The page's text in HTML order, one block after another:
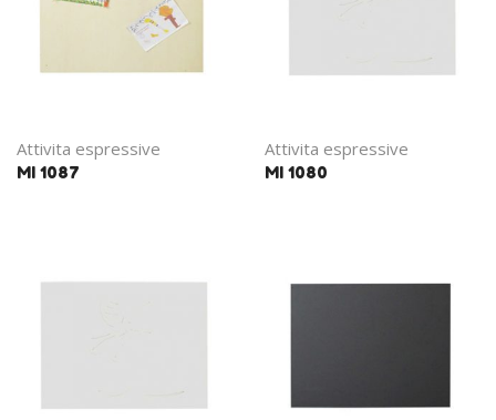
Attivita espressive
MI 1087
Attivita espressive
MI 1080